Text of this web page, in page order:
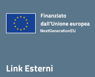
Link Esterni